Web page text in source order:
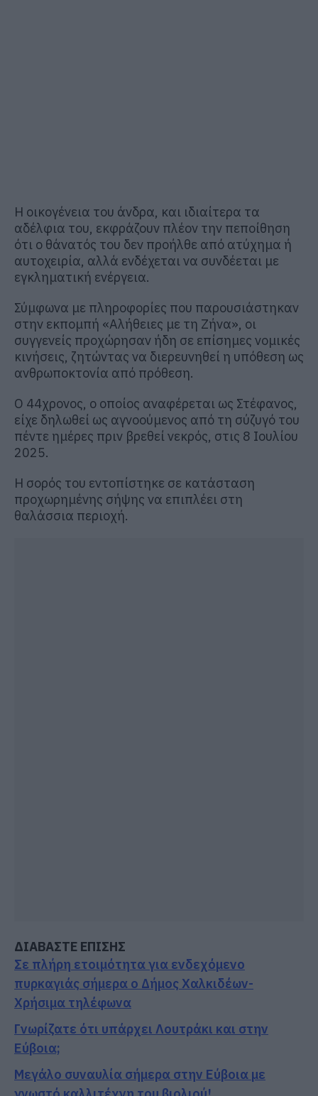
Η οικογένεια του άνδρα, και ιδιαίτερα τα
αδέλφια του, εκφράζουν πλέον την πεποίθηση
ότι ο θάνατός του δεν προήλθε από ατύχημα ή
αυτοχειρία, αλλά ενδέχεται να συνδέεται με
εγκληματική ενέργεια.
Σύμφωνα με πληροφορίες που παρουσιάστηκαν
στην εκπομπή «Αλήθειες με τη Ζήνα», οι
συγγενείς προχώρησαν ήδη σε επίσημες νομικές
κινήσεις, ζητώντας να διερευνηθεί η υπόθεση ως
ανθρωποκτονία από πρόθεση.
Ο 44χρονος, ο οποίος αναφέρεται ως Στέφανος,
είχε δηλωθεί ως αγνοούμενος από τη σύζυγό του
πέντε ημέρες πριν βρεθεί νεκρός, στις 8 Ιουλίου
2025.
Η σορός του εντοπίστηκε σε κατάσταση
προχωρημένης σήψης να επιπλέει στη
θαλάσσια περιοχή.
ΔΙΑΒΑΣΤΕ ΕΠΙΣΗΣ
Σε πλήρη ετοιμότητα για ενδεχόμενο
πυρκαγιάς σήμερα ο Δήμος Χαλκιδέων-
Χρήσιμα τηλέφωνα
Γνωρίζατε ότι υπάρχει Λουτράκι και στην
Εύβοια;
Μεγάλο συναυλία σήμερα στην Εύβοια με